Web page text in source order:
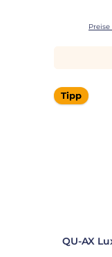
Tipp
QU-AX